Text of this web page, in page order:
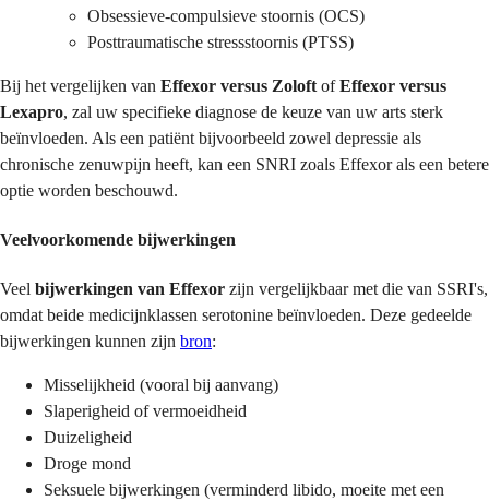
Obsessieve-compulsieve stoornis (OCS)
Posttraumatische stressstoornis (PTSS)
Bij het vergelijken van Effexor versus Zoloft ofEffexor versus
Lexapro, zal uw specifieke diagnose de keuze van uw arts sterk
beïnvloeden. Als een patiënt bijvoorbeeld zowel depressie als
chronische zenuwpijn heeft, kan een SNRI zoals Effexor als een betere
optie worden beschouwd.
Veelvoorkomende bijwerkingen
Veel bijwerkingen van Effexor zijn vergelijkbaar met die van SSRI's,
omdat beide medicijnklassen serotonine beïnvloeden. Deze gedeelde
bijwerkingen kunnen zijn bron:
Misselijkheid (vooral bij aanvang)
Slaperigheid of vermoeidheid
Duizeligheid
Droge mond
Seksuele bijwerkingen (verminderd libido, moeite met een